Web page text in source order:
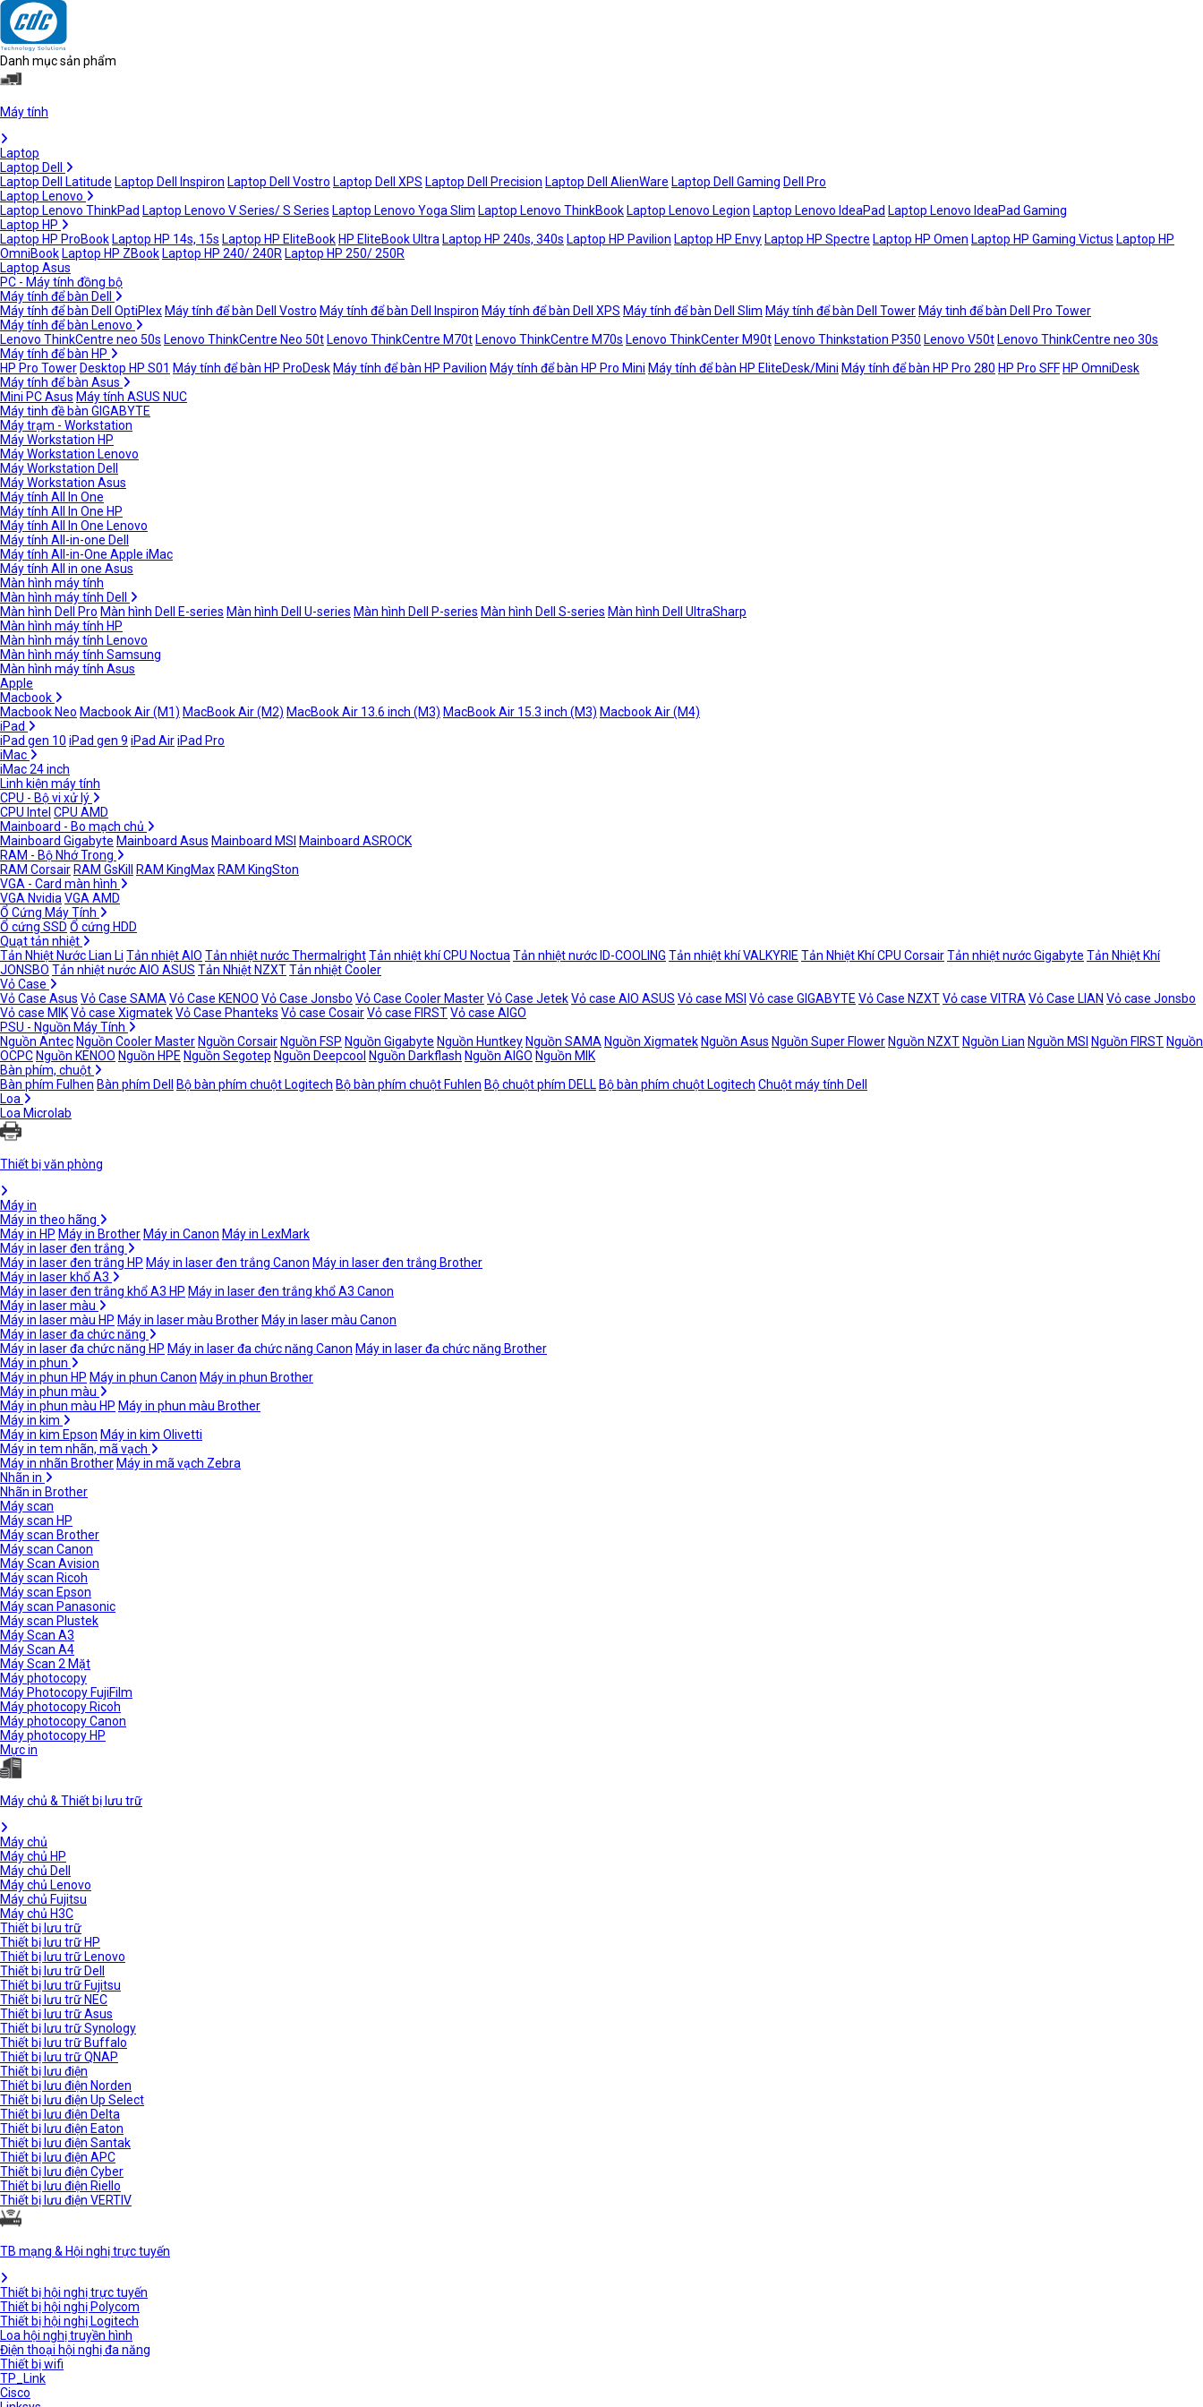
Danh mục sản phẩm
Máy tính
Laptop
Laptop Dell
Laptop Dell Latitude Laptop Dell Inspiron Laptop Dell Vostro Laptop Dell XPS Laptop Dell Precision Laptop Dell AlienWare Laptop Dell Gaming Dell Pro
Laptop Lenovo
Laptop Lenovo ThinkPad Laptop Lenovo V Series/ S Series Laptop Lenovo Yoga Slim Laptop Lenovo ThinkBook Laptop Lenovo Legion Laptop Lenovo IdeaPad Laptop Lenovo IdeaPad Gaming
Laptop HP
Laptop HP ProBook Laptop HP 14s, 15s Laptop HP EliteBook HP EliteBook Ultra Laptop HP 240s, 340s Laptop HP Pavilion Laptop HP Envy Laptop HP Spectre Laptop HP Omen Laptop HP Gaming Victus Laptop HP
OmniBook Laptop HP ZBook Laptop HP 240/ 240R Laptop HP 250/ 250R
Laptop Asus
PC - Máy tính đồng bộ
Máy tính để bàn Dell
Máy tính để bàn Dell OptiPlex Máy tính để bàn Dell Vostro Máy tính để bàn Dell Inspiron Máy tính để bàn Dell XPS Máy tính để bàn Dell Slim Máy tính để bàn Dell Tower Máy tinh để bàn Dell Pro Tower
Máy tính để bàn Lenovo
Lenovo ThinkCentre neo 50s Lenovo ThinkCentre Neo 50t Lenovo ThinkCentre M70t Lenovo ThinkCentre M70s Lenovo ThinkCenter M90t Lenovo Thinkstation P350 Lenovo V50t Lenovo ThinkCentre neo 30s
Máy tính để bàn HP
HP Pro Tower Desktop HP S01 Máy tính để bàn HP ProDesk Máy tính để bàn HP Pavilion Máy tính để bàn HP Pro Mini Máy tính để bàn HP EliteDesk/Mini Máy tính để bàn HP Pro 280 HP Pro SFF HP OmniDesk
Máy tính để bàn Asus
Mini PC Asus Máy tính ASUS NUC
Máy tinh đề bàn GIGABYTE
Máy trạm - Workstation
Máy Workstation HP
Máy Workstation Lenovo
Máy Workstation Dell
Máy Workstation Asus
Máy tính All In One
Máy tính All In One HP
Máy tính All In One Lenovo
Máy tính All-in-one Dell
Máy tính All-in-One Apple iMac
Máy tính All in one Asus
Màn hình máy tính
Màn hình máy tính Dell
Màn hình Dell Pro Màn hình Dell E-series Màn hình Dell U-series Màn hình Dell P-series Màn hình Dell S-series Màn hình Dell UltraSharp
Màn hình máy tính HP
Màn hình máy tính Lenovo
Màn hình máy tính Samsung
Màn hình máy tính Asus
Apple
Macbook
Macbook Neo Macbook Air (M1) MacBook Air (M2) MacBook Air 13.6 inch (M3) MacBook Air 15.3 inch (M3) Macbook Air (M4)
iPad
iPad gen 10 iPad gen 9 iPad AiriPad Pro
iMac
iMac 24 inch
Linh kiện máy tính
CPU - Bộ vi xử lý
CPU Intel CPU AMD
Mainboard - Bo mạch chủ
Mainboard Gigabyte Mainboard Asus Mainboard MSI Mainboard ASROCK
RAM - Bộ Nhớ Trong
RAM Corsair RAM GsKill RAM KingMax RAM KingSton
VGA - Card màn hình
VGA Nvidia VGA AMD
Ổ Cứng Máy Tính
Ổ cứng SSD Ổ cứng HDD
Quạt tản nhiệt
Tản Nhiệt Nước Lian Li Tản nhiệt AIO Tản nhiệt nước ThermalrightTản nhiệt khí CPU Noctua Tản nhiệt nước ID-COOLING Tản nhiệt khí VALKYRIE Tản Nhiệt Khí CPU CorsairTản nhiệt nước Gigabyte Tản Nhiệt Khí
JONSBO Tản nhiệt nước AIO ASUS Tản Nhiệt NZXTTản nhiệt Cooler
Vỏ Case
Vỏ Case Asus Vỏ Case SAMA Vỏ Case KENOO Vỏ Case Jonsbo Vỏ Case Cooler MasterVỏ Case JetekVỏ case AIO ASUS Vỏ case MSI Vỏ case GIGABYTE Vỏ Case NZXTVỏ case VITRA Vỏ Case LIAN Vỏ case Jonsbo
Vỏ case MIKVỏ case XigmatekVỏ Case Phanteks Vỏ case CosairVỏ case FIRSTVỏ case AIGO
PSU - Nguồn Máy Tính
Nguồn Antec Nguồn Cooler Master Nguồn Corsair Nguồn FSP Nguồn Gigabyte Nguồn Huntkey Nguồn SAMA Nguồn Xigmatek Nguồn Asus Nguồn Super Flower Nguồn NZXT Nguồn Lian Nguồn MSI Nguồn FIRST Nguồn
OCPC Nguồn KENOO Nguồn HPE Nguồn Segotep Nguồn Deepcool Nguồn Darkflash Nguồn AIGO Nguồn MIK
Bàn phím, chuột
Bàn phím Fulhen Bàn phím Dell Bộ bàn phím chuột Logitech Bộ bàn phím chuột Fuhlen Bộ chuột phím DELL Bộ bàn phím chuột Logitech Chuột máy tính Dell
Loa
Loa Microlab
Thiết bị văn phòng
Máy in
Máy in theo hãng
Máy in HP Máy in Brother Máy in Canon Máy in LexMark
Máy in laser đen trắng
Máy in laser đen trắng HP Máy in laser đen trắng Canon Máy in laser đen trắng Brother
Máy in laser khổ A3
Máy in laser đen trắng khổ A3 HP Máy in laser đen trắng khổ A3 Canon
Máy in laser màu
Máy in laser màu HP Máy in laser màu Brother Máy in laser màu Canon
Máy in laser đa chức năng
Máy in laser đa chức năng HP Máy in laser đa chức năng Canon Máy in laser đa chức năng Brother
Máy in phun
Máy in phun HP Máy in phun Canon Máy in phun Brother
Máy in phun màu
Máy in phun màu HP Máy in phun màu Brother
Máy in kim
Máy in kim Epson Máy in kim Olivetti
Máy in tem nhãn, mã vạch
Máy in nhãn Brother Máy in mã vạch Zebra
Nhãn in
Nhãn in Brother
Máy scan
Máy scan HP
Máy scan Brother
Máy scan Canon
Máy Scan Avision
Máy scan Ricoh
Máy scan Epson
Máy scan Panasonic
Máy scan Plustek
Máy Scan A3
Máy Scan A4
Máy Scan 2 Mặt
Máy photocopy
Máy Photocopy FujiFilm
Máy photocopy Ricoh
Máy photocopy Canon
Máy photocopy HP
Mực in
Máy chủ & Thiết bị lưu trữ
Máy chủ
Máy chủ HP
Máy chủ Dell
Máy chủ Lenovo
Máy chủ Fujitsu
Máy chủ H3C
Thiết bị lưu trữ
Thiết bị lưu trữ HP
Thiết bị lưu trữ Lenovo
Thiết bị lưu trữ Dell
Thiết bị lưu trữ Fujitsu
Thiết bị lưu trữ NEC
Thiết bị lưu trữ Asus
Thiết bị lưu trữ Synology
Thiết bị lưu trữ Buffalo
Thiết bị lưu trữ QNAP
Thiết bị lưu điện
Thiết bị lưu điện Norden
Thiết bị lưu điện Up Select
Thiết bị lưu điện Delta
Thiết bị lưu điện Eaton
Thiết bị lưu điện Santak
Thiết bị lưu điện APC
Thiết bị lưu điện Cyber
Thiết bị lưu điện Riello
Thiết bị lưu điện VERTIV
TB mạng & Hội nghị trực tuyến
Thiết bị hội nghị trực tuyến
Thiết bị hội nghị Polycom
Thiết bị hội nghị Logitech
Loa hội nghị truyền hình
Điện thoại hội nghị đa năng
Thiết bị wifi
TP_Link
Cisco